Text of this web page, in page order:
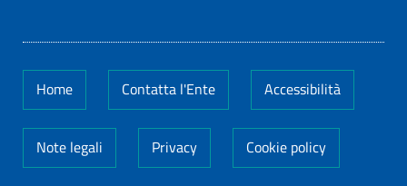
Home Contatta l'Ente Accessibilità
Note legali Privacy Cookie policy